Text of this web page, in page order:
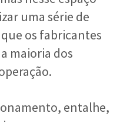
uma série de
os fabricantes
maioria dos
entalhe,